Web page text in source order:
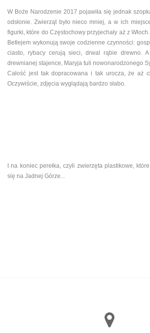
W Boże Narodzenie 2017 pojawiła się jednak
odsłonie. Zwierząt było nieco mniej, a w ich
figurki, które do Częstochowy przyjechały aż z
Betlejem wykonują swoje codzienne czynności:
ciasto, rybacy cerują sieci, drwal rąbie drewno.
drewnianej stajence, Maryja tuli nowonarodzonego
Całość jest tak dopracowana i tak urocza, że aż
Oczywiście, zdjęcia wyglądają bardzo słabo.
I na koniec perełka, czyli zwierzęta plastikowe,
się na Jadnej Górze...